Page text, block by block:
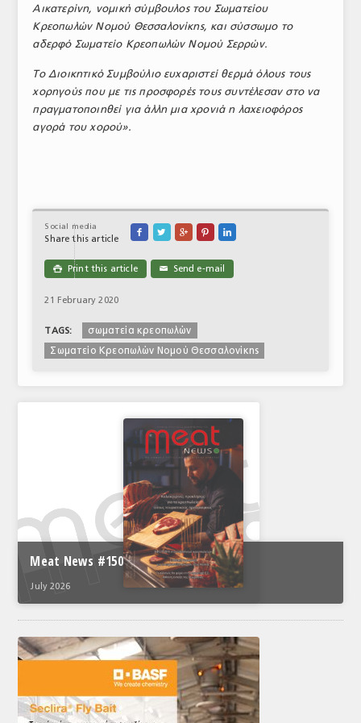
Αικατερίνη, νομική σύμβουλος του Σωματείου
Κρεοπωλών Νομού Θεσσαλονίκης, και σύσσωμο το
αδερφό Σωματείο Κρεοπωλών Νομού Σερρών.
Το Διοικητικό Συμβούλιο ευχαριστεί θερμά όλους τους
χορηγούς που με τις προσφορές τους συντέλεσαν στο να
πραγματοποιηθεί για άλλη μια χρονιά η λαχειοφόρος
αγορά του χορού».
Social media
Share this article
    
 Print this article ✉ Send e-mail
21 February 2020
TAGS:
σωματεία κρεοπωλών
Σωματείο Κρεοπωλών Νομού Θεσσαλονίκης
Meat News #150
July 2026